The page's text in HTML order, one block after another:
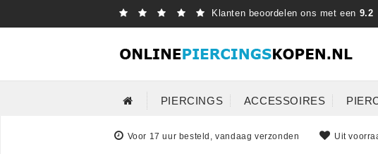
Klanten beoordelen ons met een 9.2
PIERCINGS ACCESSOIRES
Voor 17 uur besteld, vandaag verzonden Uit